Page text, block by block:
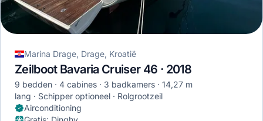
Marina Drage, Drage, Kroatië
Zeilboot Bavaria Cruiser 46 · 2018
9 bedden 4 cabines 3 badkamers
14,27 m
lang
Schipper optioneel
Rolgrootzeil
Airconditioning